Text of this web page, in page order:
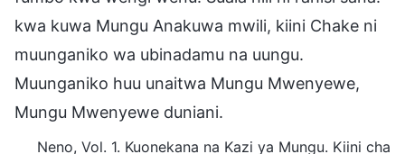
kwa kuwa Mungu Anakuwa mwili, kiini Chake ni
muunganiko wa ubinadamu na uungu.
Muunganiko huu unaitwa Mungu Mwenyewe,
Mungu Mwenyewe duniani.
Neno, Vol. 1. Kuonekana na Kazi ya Mungu. Kiini cha